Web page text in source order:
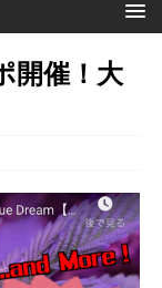
開催！大